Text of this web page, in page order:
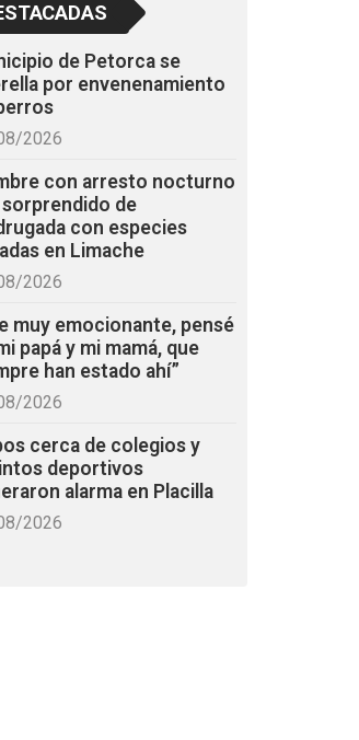
de Petorca se
por envenenamiento
2026
con arresto nocturno
de
con especies
en Limache
2026
muy emocionante, pensé
papá y mi mamá, que
han estado ahí”
2026
cerca de colegios y
deportivos
alarma en Placilla
2026